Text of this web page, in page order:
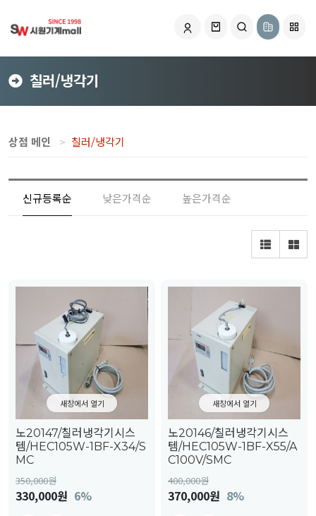
칠러/냉각기
상점 메인 칠러/냉각기
신규등록순 낮은가격순 높은가격순
새창에서 열기
노20147/칠러냉각기시스
템/HEC105W-1BF-X34/S
MC
350,000원
330,000원 6%
새창에서 열기
노20146/칠러냉각기시스
템/HEC105W-1BF-X55/A
C100V/SMC
400,000원
370,000원 8%